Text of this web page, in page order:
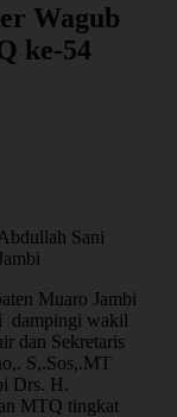
Wagub
ke-54
Sani
Muaro Jambi
dampingi wakil
dan Sekretaris
S,.Sos,.MT
Drs. H.
MTQ tingkat